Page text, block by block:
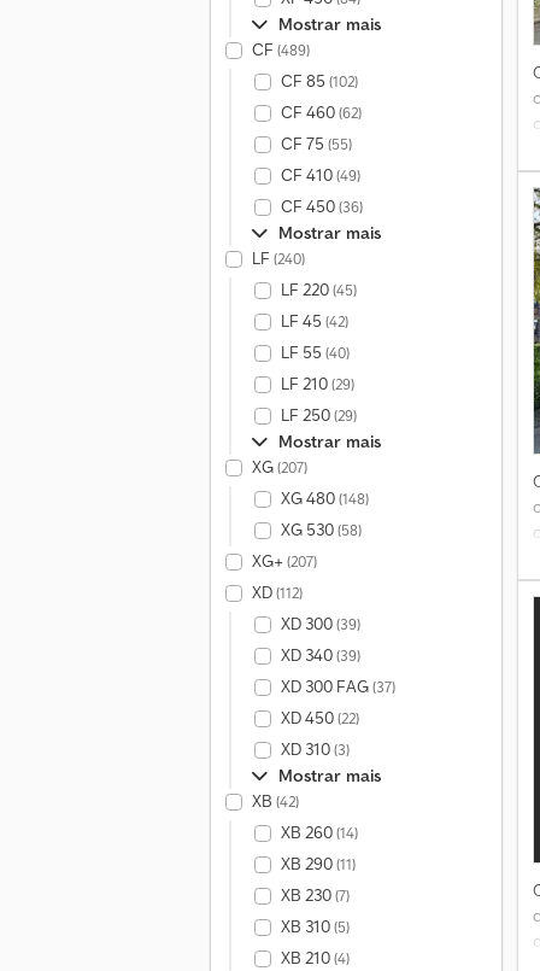
Mostrar mais
CF (489)
CF 85 (102)
CF 460(62)
CF 75 (55)
CF 410(49)
CF 450(36)
Mostrar mais
LF (240)
LF 220(45)
LF 45 (42)
LF 55 (40)
LF 210(29)
LF 250(29)
Mostrar mais
XG(207)
XG 480(148)
XG 530(58)
XG+(207)
XD(112)
XD 300(39)
XD 340(39)
XD 300 FAG(37)
XD 450(22)
XD 310(3)
Mostrar mais
XB (42)
XB 260(14)
XB 290(11)
XB 230(7)
XB 310(5)
XB 210(4)